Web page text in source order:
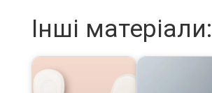
Інші матеріали: